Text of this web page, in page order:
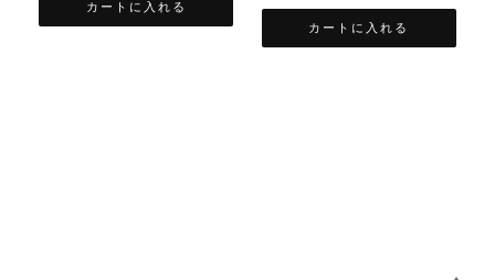
カートに入れる
カートに入れる